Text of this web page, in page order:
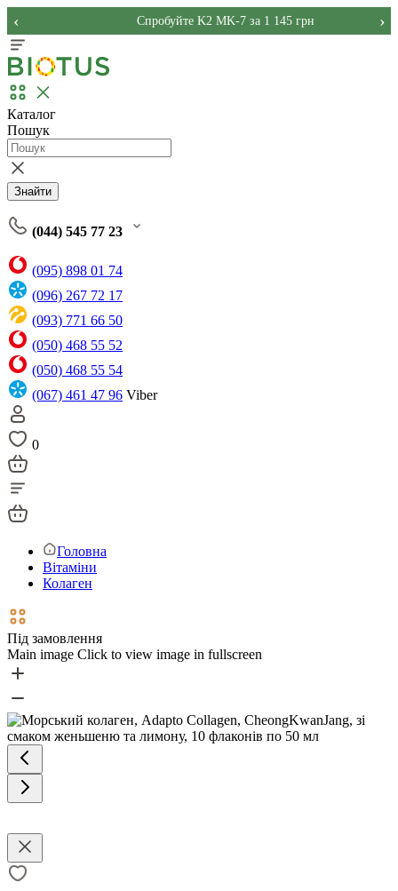
Спробуйте K2 MK-7 за 1 145 грн
‹ ›
Каталог
Пошук
Знайти
(044) 545 77 23
(095) 898 01 74
(096) 267 72 17
(093) 771 66 50
(050) 468 55 52
(050) 468 55 54
(067) 461 47 96 Viber
0
Головна
Вітаміни
Колаген
Під замовлення
Main image Click to view image in fullscreen